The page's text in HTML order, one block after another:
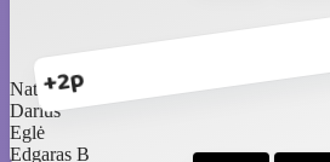
+2p
Natalija
Darius
Eglė
Edgaras B